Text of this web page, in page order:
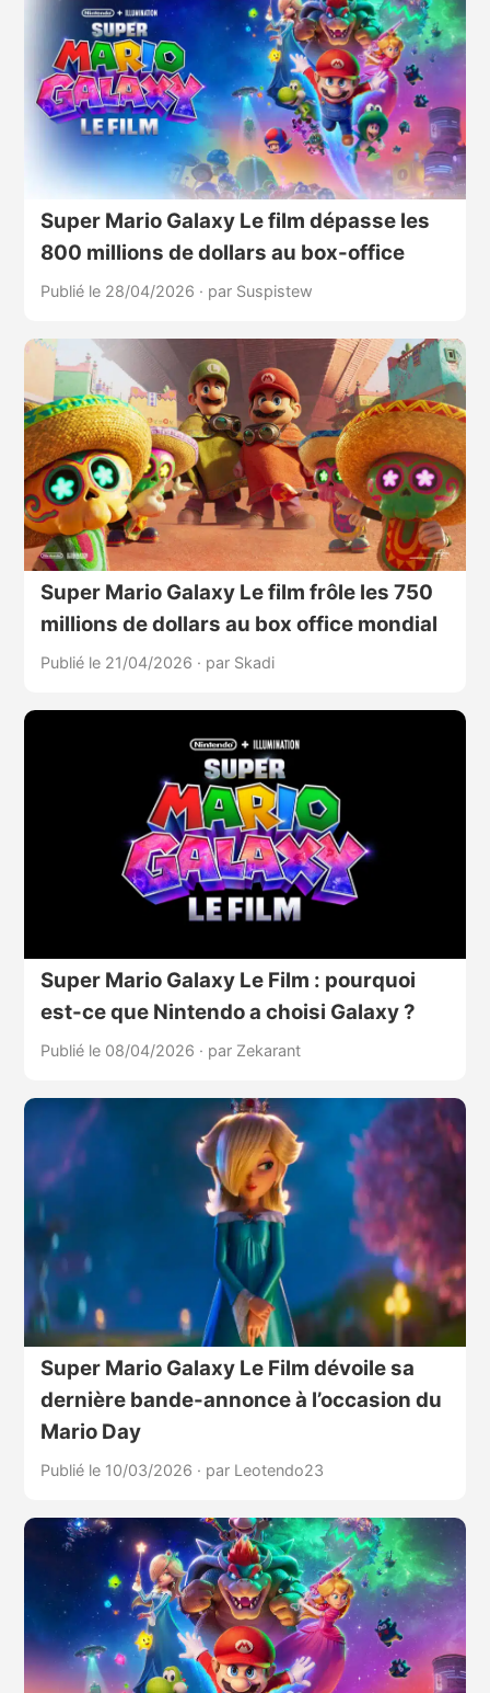
Super Mario Galaxy Le film dépasse les
800 millions de dollars au box-office
Publié le 28/04/2026 · par Suspistew
Super Mario Galaxy Le film frôle les 750
millions de dollars au box office mondial
Publié le 21/04/2026 · par Skadi
Super Mario Galaxy Le Film : pourquoi
est-ce que Nintendo a choisi Galaxy ?
Publié le 08/04/2026 · par Zekarant
Super Mario Galaxy Le Film dévoile sa
dernière bande-annonce à l’occasion du
Mario Day
Publié le 10/03/2026 · par Leotendo23